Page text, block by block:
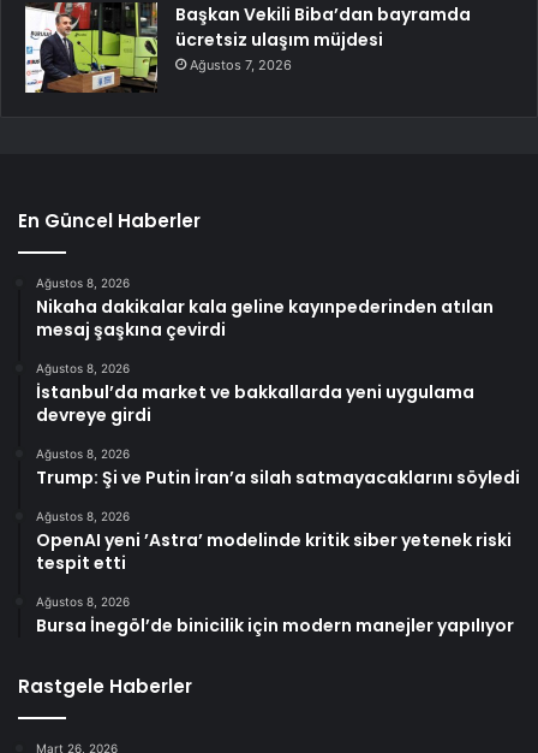
Başkan Vekili Biba’dan bayramda
ücretsiz ulaşım müjdesi
Ağustos 7, 2026
En Güncel Haberler
Ağustos 8, 2026
Nikaha dakikalar kala geline kayınpederinden atılan
mesaj şaşkına çevirdi
Ağustos 8, 2026
İstanbul’da market ve bakkallarda yeni uygulama
devreye girdi
Ağustos 8, 2026
Trump: Şi ve Putin İran’a silah satmayacaklarını söyledi
Ağustos 8, 2026
OpenAI yeni ’Astra’ modelinde kritik siber yetenek riski
tespit etti
Ağustos 8, 2026
Bursa İnegöl’de binicilik için modern manejler yapılıyor
Rastgele Haberler
Mart 26, 2026